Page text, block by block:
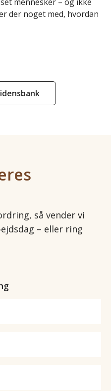
der noget med, hvordan
så vender vi
– eller ring